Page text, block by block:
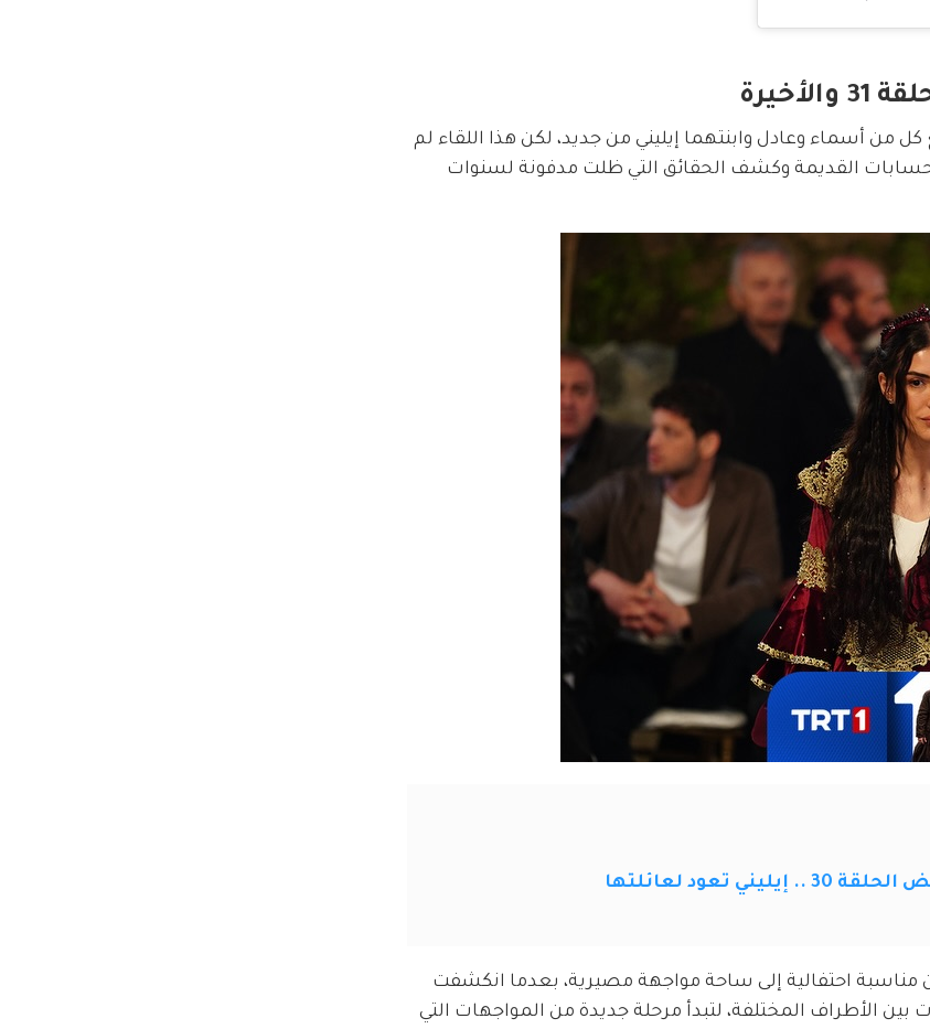
من أسماء وعادل وابنتهما إيليني من جديد، لكن هذا اللقاء لم
القديمة وكشف الحقائق التي ظلت مدفونة لسنوات
تعود لعائلتها
مناسبة احتفالية إلى ساحة مواجهة مصيرية، بعدما انكشفت
الأطراف المختلفة، لتبدأ مرحلة جديدة من المواجهات التي